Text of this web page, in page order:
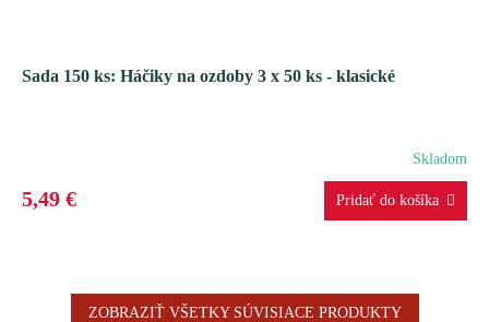
Sada 150 ks: Háčiky na ozdoby 3 x 50 ks - klasické
Skladom
5,49 €
ZOBRAZIŤ VŠETKY SÚVISIACE PRODUKTY